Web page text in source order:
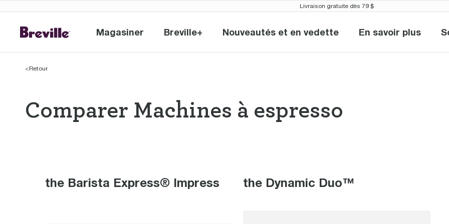
Livraison gratuite dès 79 $
MagasinerMagasinerBreville+
Breville+ Nouveautés et en vedette
Nouveautés et en vedette
En savoir plus
En savoir
<Retour
Comparer Machines à
Comparer Machines à espresso
the Barista Express® Impress the Dynamic Duo™